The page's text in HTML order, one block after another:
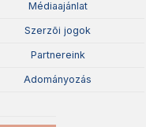
Médiaajánlat
Szerzõi jogok
Partnereink
Adományozás